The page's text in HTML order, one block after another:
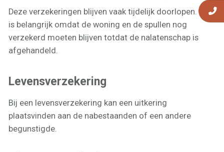
Deze verzekeringen blijven vaak tijdelijk doorlopen. Dit
is belangrijk omdat de woning en de spullen nog
verzekerd moeten blijven totdat de nalatenschap is
afgehandeld.
Levensverzekering
Bij een levensverzekering kan een uitkering
plaatsvinden aan de nabestaanden of een andere
begunstigde.